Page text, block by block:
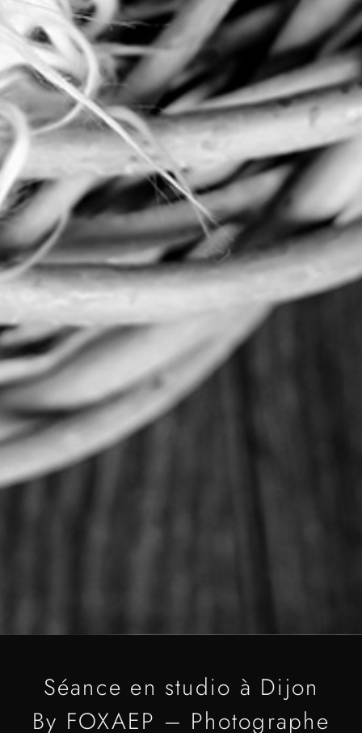
Séance en studio à Dijon
By FOXAEP – Photographe